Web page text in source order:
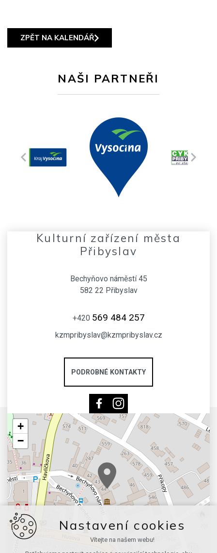
ZPĚT NA KALENDÁŘ
NAŠI PARTNEŘI
Kulturní zařízení města
Přibyslav
Bechyňovo náměstí 45
582 22 Přibyslav
+420 569 484 257
kzmpribyslav@kzmpribyslav.cz
PODROBNÉ KONTAKTY
+
−
Nastavení cookies
Vítejte na našem webu!